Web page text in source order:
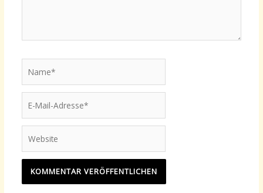
Mail-
Adresse*